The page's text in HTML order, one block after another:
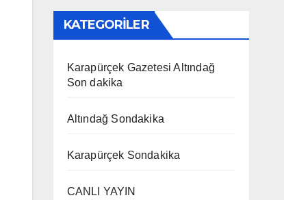
KATEGORİLER
Karapürçek Gazetesi Altındağ
Son dakika
Altındağ Sondakika
Karapürçek Sondakika
CANLI YAYIN